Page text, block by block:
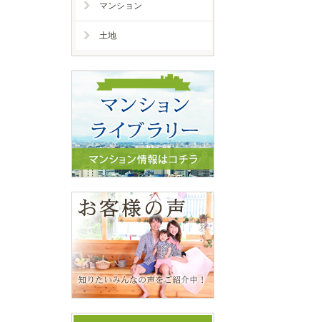
マンション
土地